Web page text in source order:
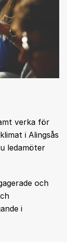
verka för
i Alingsås
ledamöter
och
i